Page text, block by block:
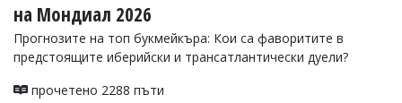
на Мондиал 2026
Прогнозите на топ букмейкъра: Кои са фаворитите в
предстоящите иберийски и трансатлантически дуели?
прочетено 2288 пъти